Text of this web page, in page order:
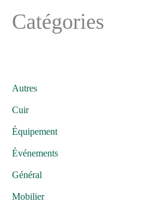
Catégories
Autres
Cuir
Équipement
Événements
Général
Mobilier